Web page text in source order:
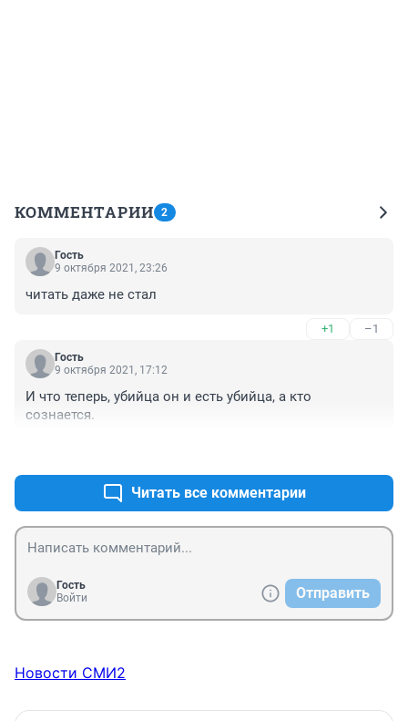
КОММЕНТАРИИ 2
Гость
9 октября 2021, 23:26
читать даже не стал
+1 –1
Гость
9 октября 2021, 17:12
И что теперь, убийца он и есть убийца, а кто
сознается.
Читать все комментарии
Гость
Войти
Отправить
Новости СМИ2